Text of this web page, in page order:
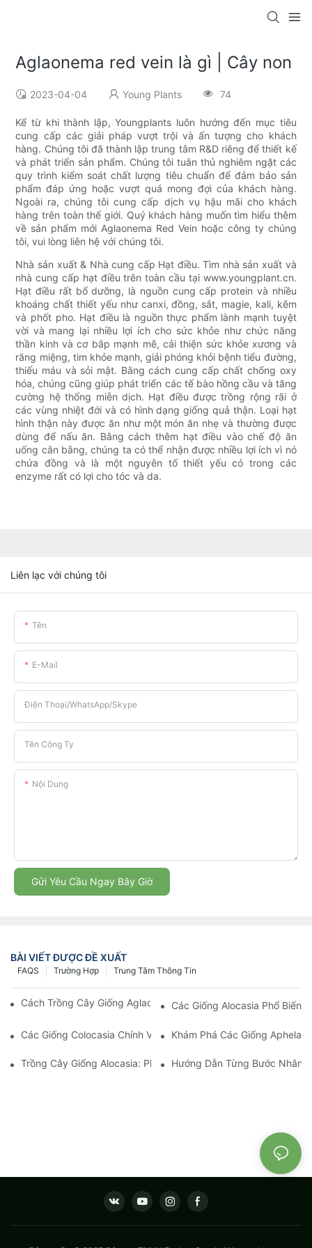
Aglaonema red vein là gì | Cây non
2023-04-04 Young Plants 74
Kể từ khi thành lập, Youngplants luôn hướng đến mục tiêu
cung cấp các giải pháp vượt trội và ấn tượng cho khách
hàng. Chúng tôi đã thành lập trung tâm R&D riêng để thiết kế
và phát triển sản phẩm. Chúng tôi tuân thủ nghiêm ngặt các
quy trình kiểm soát chất lượng tiêu chuẩn để đảm bảo sản
phẩm đáp ứng hoặc vượt quá mong đợi của khách hàng.
Ngoài ra, chúng tôi cung cấp dịch vụ hậu mãi cho khách
hàng trên toàn thế giới. Quý khách hàng muốn tìm hiểu thêm
về sản phẩm mới Aglaonema Red Vein hoặc công ty chúng
tôi, vui lòng liên hệ với chúng tôi.
Nhà sản xuất & Nhà cung cấp Hạt điều. Tìm nhà sản xuất và
nhà cung cấp hạt điều trên toàn cầu tại www.youngplant.cn.
Hạt điều rất bổ dưỡng, là nguồn cung cấp protein và nhiều
khoáng chất thiết yếu như canxi, đồng, sắt, magie, kali, kẽm
và phốt pho. Hạt điều là nguồn thực phẩm lành mạnh tuyệt
vời và mang lại nhiều lợi ích cho sức khỏe như chức năng
thần kinh và cơ bắp mạnh mẽ, cải thiện sức khỏe xương và
răng miệng, tim khỏe mạnh, giải phóng khỏi bệnh tiểu đường,
thiếu máu và sỏi mật. Bằng cách cung cấp chất chống oxy
hóa, chúng cũng giúp phát triển các tế bào hồng cầu và tăng
cường hệ thống miễn dịch. Hạt điều được trồng rộng rãi ở
các vùng nhiệt đới và có hình dạng giống quả thận. Loại hạt
hình thận này được ăn như một món ăn nhẹ và thường được
dùng để nấu ăn. Bằng cách thêm hạt điều vào chế độ ăn
uống cân bằng, chúng ta có thể nhận được nhiều lợi ích vì nó
chứa đồng và là một nguyên tố thiết yếu có trong các
enzyme rất có lợi cho tóc và da.
Liên lạc với chúng tôi
Tên
E-Mail
Điện Thoại/WhatsApp/Skype
Tên Công Ty
Nội Dung
Gửi Yêu Cầu Ngay Bây Giờ
BÀI VIẾT ĐƯỢC ĐỀ XUẤT
Trung Tâm Thông Tin
Trường Hợp
FAQS
Cách Trồng Cây Giống Aglaonema Khỏe Mạnh Thành Công
Các Giống Alocasia Phổ Biến:
Các Giống Colocasia Chính Và Nhu Cầu Ngày Càng Tăng Của
Khám Phá Các Giống
Trồng Cây Giống Alocasia: Phương Pháp Tốt Nhất Cho Người
Hướng Dẫn Từng Bước Nhân